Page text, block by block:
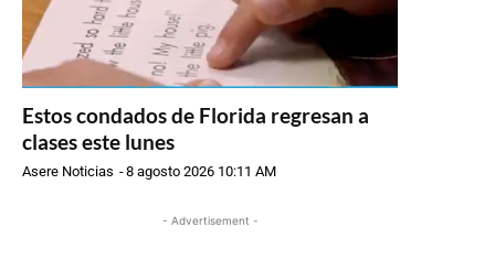
Estos condados de Florida regresan a
clases este lunes
Asere Noticias -8 agosto 2026 10:11 AM
- Advertisement -